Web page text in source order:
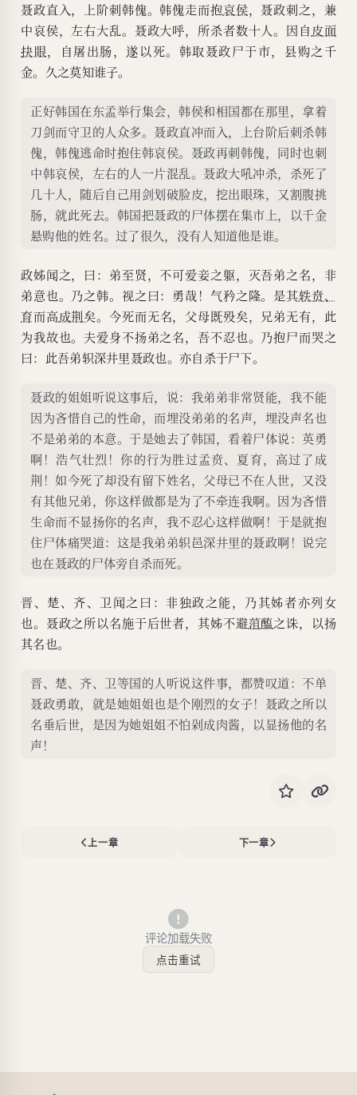
聂政直入，上阶刺韩傀。韩傀走而抱哀侯，聂政刺之，兼
中哀侯，左右大乱。聂政大呼，所杀者数十人。因自皮面
抉眼，自屠出肠，遂以死。韩取聂政尸于市，县购之千
金。久之莫知谁子。
正好韩国在东孟举行集会，韩侯和相国都在那里，拿着
刀剑而守卫的人众多。聂政直冲而入，上台阶后刺杀韩
傀，韩傀逃命时抱住韩哀侯。聂政再刺韩傀，同时也刺
中韩哀侯，左右的人一片混乱。聂政大吼冲杀，杀死了
几十人，随后自己用剑划破脸皮，挖出眼珠，又割腹挑
肠，就此死去。韩国把聂政的尸体摆在集市上，以千金
悬购他的姓名。过了很久，没有人知道他是谁。
政姊闻之，曰：弟至贤，不可爱妾之躯，灭吾弟之名，非
弟意也。乃之韩。视之曰：勇哉！气矜之隆。是其轶贲、
育而高成荆矣。今死而无名，父母既殁矣，兄弟无有，此
为我故也。夫爱身不扬弟之名，吾不忍也。乃抱尸而哭之
曰：此吾弟轵深井里聂政也。亦自杀于尸下。
聂政的姐姐听说这事后，说：我弟弟非常贤能，我不能
因为吝惜自己的性命，而埋没弟弟的名声，埋没声名也
不是弟弟的本意。于是她去了韩国，看着尸体说：英勇
啊！浩气壮烈！你的行为胜过孟贲、夏育，高过了成
荆！如今死了却没有留下姓名，父母已不在人世，又没
有其他兄弟，你这样做都是为了不牵连我啊。因为吝惜
生命而不显扬你的名声，我不忍心这样做啊！于是就抱
住尸体痛哭道：这是我弟弟轵邑深井里的聂政啊！说完
也在聂政的尸体旁自杀而死。
晋、楚、齐、卫闻之曰：非独政之能，乃其姊者亦列女
也。聂政之所以名施于后世者，其姊不避菹醢之诛，以扬
其名也。
晋、楚、齐、卫等国的人听说这件事，都赞叹道：不单
聂政勇敢，就是她姐姐也是个刚烈的女子！聂政之所以
名垂后世，是因为她姐姐不怕剁成肉酱，以显扬他的名
声！
上一章 下一章
评论加载失败
点击重试